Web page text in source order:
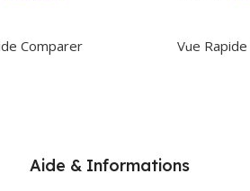
Comparer Vue Rapide
Aide & Informations